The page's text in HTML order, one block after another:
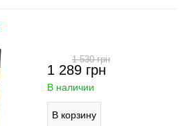
1 289 грн
1 530грн
В наличии